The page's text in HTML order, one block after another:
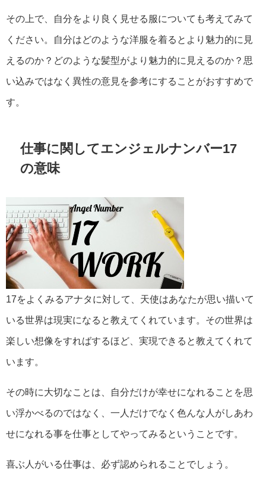
その上で、自分をより良く見せる服についても考えてみて
ください。自分はどのような洋服を着るとより魅力的に見
えるのか？どのような髪型がより魅力的に見えるのか？思
い込みではなく異性の意見を参考にすることがおすすめで
す。
仕事に関してエンジェルナンバー17
の意味
17をよくみるアナタに対して、天使はあなたが思い描いて
いる世界は現実になると教えてくれています。その世界は
楽しい想像をすればするほど、実現できると教えてくれて
います。
その時に大切なことは、自分だけが幸せになれることを思
い浮かべるのではなく、一人だけでなく色んな人がしあわ
せになれる事を仕事としてやってみるということです。
喜ぶ人がいる仕事は、必ず認められることでしょう。